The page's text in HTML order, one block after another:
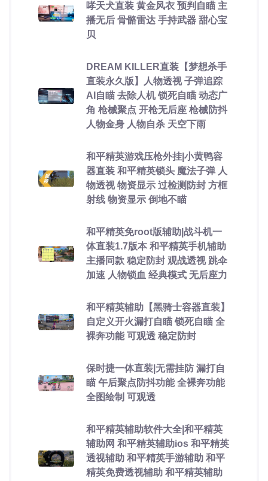
哮天犬直装 黄金风衣 预判自瞄 主
播无后 骨骼雷达 手持武器 甜心宝
贝
DREAM KILLER直装【梦想杀手
直装永久版】人物透视 子弹追踪
AI自瞄 去除人机 锁死自瞄 动态广
角 枪械聚点 开枪无后座 枪械防抖
人物金身 人物自杀 天空下雨
和平精英游戏压枪外挂|小黄鸭容
器直装 和平精英锁头 魔法子弹 人
物透视 物资显示 过检测防封 方框
射线 物资显示 倒地不瞄
和平精英免root版辅助|战斗机一
体直装1.7版本 和平精英手机辅助
主播同款 稳定防封 观战透视 跳伞
加速 人物锁血 经典模式 无后座力
和平精英辅助【黑骑士容器直装】
自定义开火漏打自瞄 锁死自瞄 全
裸奔功能 可观透 稳定防封
保时捷一体直装|无需挂防 漏打自
瞄 午后聚点防抖功能 全裸奔功能
全图绘制 可观透
和平精英辅助软件大全|和平精英
辅助网 和平精英辅助ios 和平精英
透视辅助 和平精英手游辅助 和平
精英免费透视辅助 和平精英辅助